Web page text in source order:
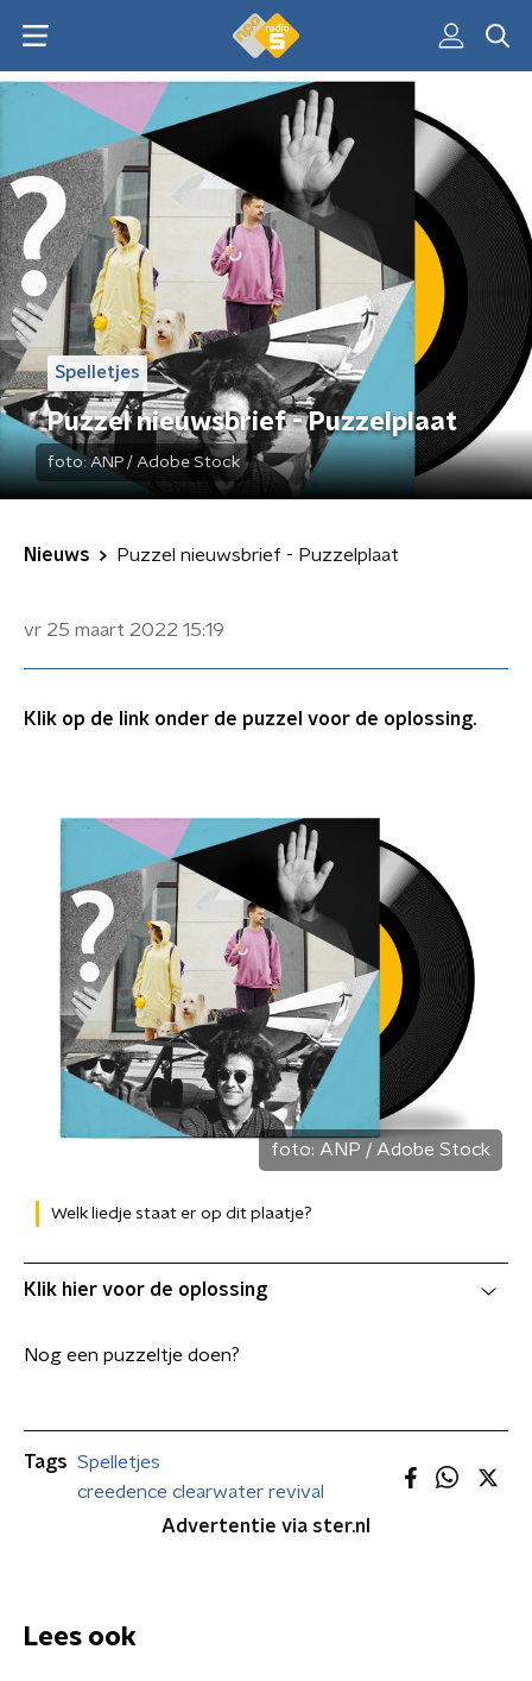
Spelletjes
Puzzel nieuwsbrief - Puzzelplaat
foto:ANP / Adobe Stock
Nieuws Puzzel nieuwsbrief - Puzzelplaat
vr 25 maart 2022 15:19
Klik op de link onder de puzzel voor de oplossing.
foto: ANP / Adobe Stock
Welk liedje staat er op dit plaatje?
Klik hier voor de oplossing
Nog een puzzeltje doen?
Tags Spelletjes
creedence clearwater revival
Advertentie via ster.nl
Lees ook